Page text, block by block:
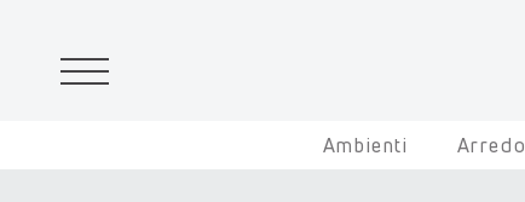
Ambienti Arredo